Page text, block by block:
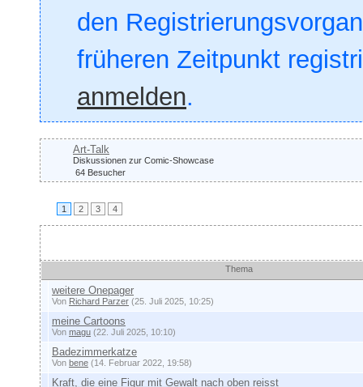
den
früheren Zeitpunkt
anmelden.
Art-Talk
Diskussionen zur Comic-Showcase
64 Besucher
1 2 3 4
Thema
weitere Onepager
Von Richard Parzer (25. Juli 2025, 10:25)
meine Cartoons
Von magu (22. Juli 2025, 10:10)
Badezimmerkatze
Von bene (14. Februar 2022, 19:58)
Kraft, die eine Figur mit Gewalt nach oben reisst